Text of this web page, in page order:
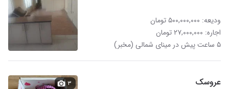
ودیعه: ۵۰۰,۰۰۰,۰۰۰ تومان
اجاره: ۲۷,۰۰۰,۰۰۰ تومان
۵ ساعت پیش در مینای شمالی (مخبر)
عروسک ۳